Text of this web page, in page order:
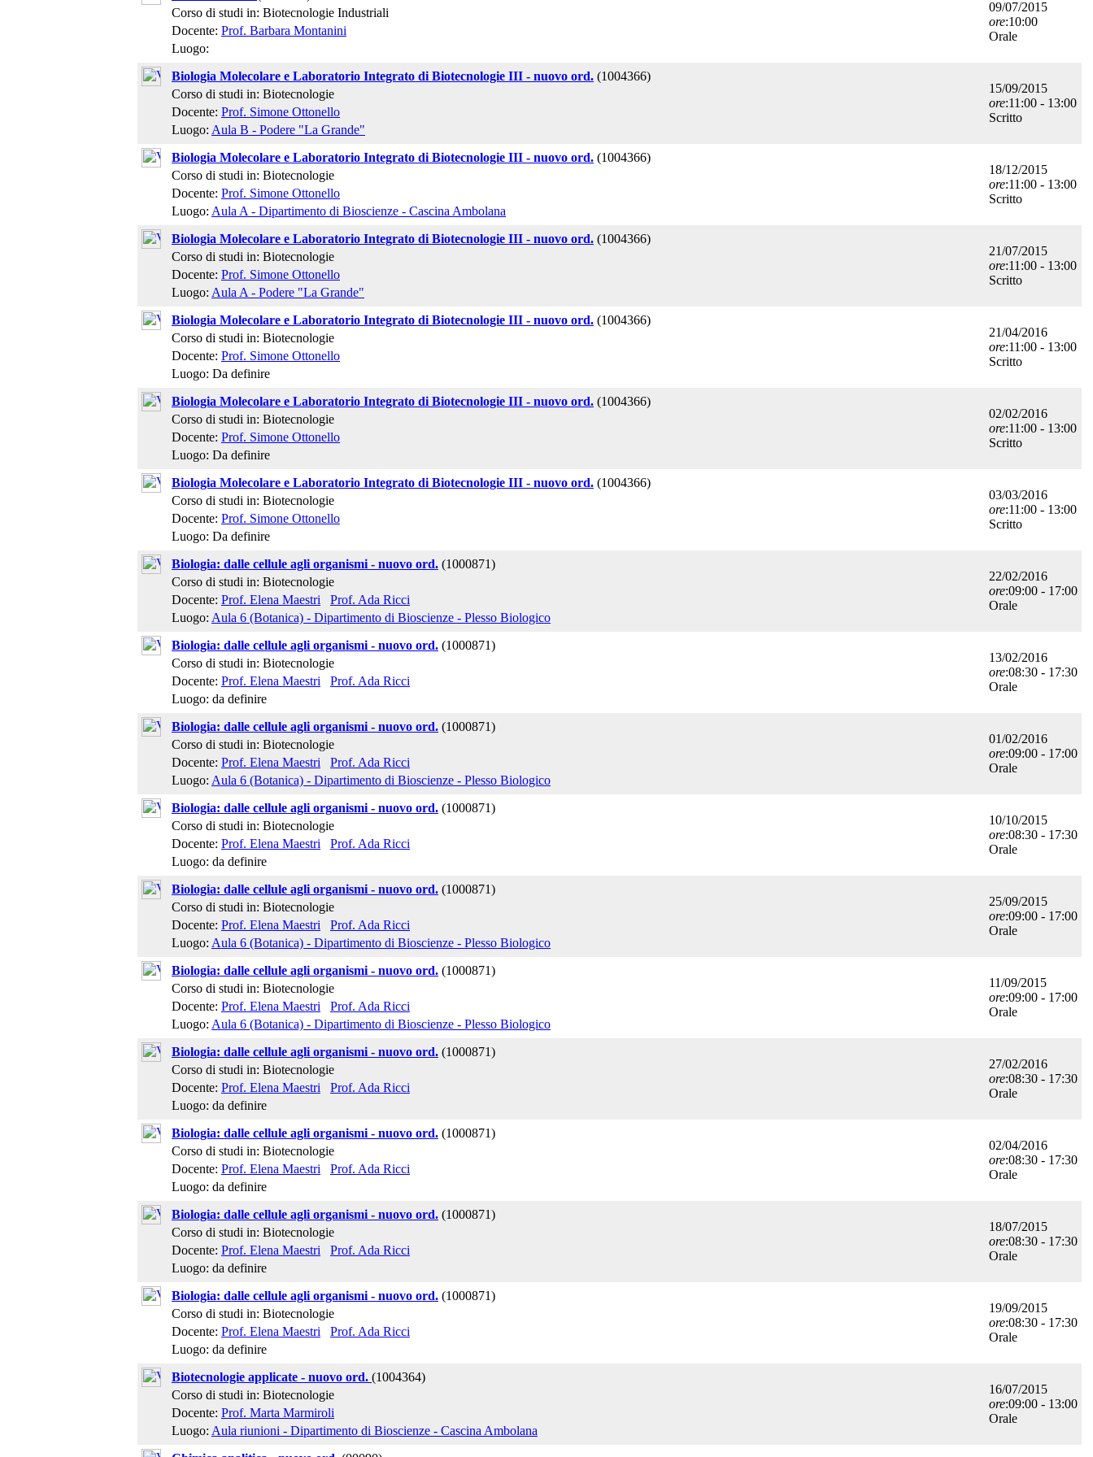
Corso di studi in: Biotecnologie Industriali
Docente: Prof. Barbara Montanini
Luogo:
09/07/2015
ore:10:00
Orale
Biologia Molecolare e Laboratorio Integrato di Biotecnologie III - nuovo ord. (1004366)
Corso di studi in: Biotecnologie
Docente: Prof. Simone Ottonello
Luogo: Aula B - Podere "La Grande"
15/09/2015
ore:11:00 - 13:00
Scritto
Biologia Molecolare e Laboratorio Integrato di Biotecnologie III - nuovo ord. (1004366)
Corso di studi in: Biotecnologie
Docente: Prof. Simone Ottonello
Luogo: Aula A - Dipartimento di Bioscienze - Cascina Ambolana
18/12/2015
ore:11:00 - 13:00
Scritto
Biologia Molecolare e Laboratorio Integrato di Biotecnologie III - nuovo ord. (1004366)
Corso di studi in: Biotecnologie
Docente: Prof. Simone Ottonello
Luogo: Aula A - Podere "La Grande"
21/07/2015
ore:11:00 - 13:00
Scritto
Biologia Molecolare e Laboratorio Integrato di Biotecnologie III - nuovo ord. (1004366)
Corso di studi in: Biotecnologie
Docente: Prof. Simone Ottonello
Luogo: Da definire
21/04/2016
ore:11:00 - 13:00
Scritto
Biologia Molecolare e Laboratorio Integrato di Biotecnologie III - nuovo ord. (1004366)
Corso di studi in: Biotecnologie
Docente: Prof. Simone Ottonello
Luogo: Da definire
02/02/2016
ore:11:00 - 13:00
Scritto
Biologia Molecolare e Laboratorio Integrato di Biotecnologie III - nuovo ord. (1004366)
Corso di studi in: Biotecnologie
Docente: Prof. Simone Ottonello
Luogo: Da definire
03/03/2016
ore:11:00 - 13:00
Scritto
Biologia: dalle cellule agli organismi - nuovo ord. (1000871)
Corso di studi in: Biotecnologie
Docente: Prof. Elena Maestri
Prof. Ada Ricci
Luogo: Aula 6 (Botanica) - Dipartimento di Bioscienze - Plesso Biologico
22/02/2016
ore:09:00 - 17:00
Orale
Biologia: dalle cellule agli organismi - nuovo ord. (1000871)
Corso di studi in: Biotecnologie
Docente: Prof. Elena Maestri
Prof. Ada Ricci
Luogo: da definire
13/02/2016
ore:08:30 - 17:30
Orale
Biologia: dalle cellule agli organismi - nuovo ord. (1000871)
Corso di studi in: Biotecnologie
Docente: Prof. Elena Maestri
Prof. Ada Ricci
Luogo: Aula 6 (Botanica) - Dipartimento di Bioscienze - Plesso Biologico
01/02/2016
ore:09:00 - 17:00
Orale
Biologia: dalle cellule agli organismi - nuovo ord. (1000871)
Corso di studi in: Biotecnologie
Docente: Prof. Elena Maestri
Prof. Ada Ricci
Luogo: da definire
10/10/2015
ore:08:30 - 17:30
Orale
Biologia: dalle cellule agli organismi - nuovo ord. (1000871)
Corso di studi in: Biotecnologie
Docente: Prof. Elena Maestri
Prof. Ada Ricci
Luogo: Aula 6 (Botanica) - Dipartimento di Bioscienze - Plesso Biologico
25/09/2015
ore:09:00 - 17:00
Orale
Biologia: dalle cellule agli organismi - nuovo ord. (1000871)
Corso di studi in: Biotecnologie
Docente: Prof. Elena Maestri
Prof. Ada Ricci
Luogo: Aula 6 (Botanica) - Dipartimento di Bioscienze - Plesso Biologico
11/09/2015
ore:09:00 - 17:00
Orale
Biologia: dalle cellule agli organismi - nuovo ord. (1000871)
Corso di studi in: Biotecnologie
Docente: Prof. Elena Maestri
Prof. Ada Ricci
Luogo: da definire
27/02/2016
ore:08:30 - 17:30
Orale
Biologia: dalle cellule agli organismi - nuovo ord. (1000871)
Corso di studi in: Biotecnologie
Docente: Prof. Elena Maestri
Prof. Ada Ricci
Luogo: da definire
02/04/2016
ore:08:30 - 17:30
Orale
Biologia: dalle cellule agli organismi - nuovo ord. (1000871)
Corso di studi in: Biotecnologie
Docente: Prof. Elena Maestri
Prof. Ada Ricci
Luogo: da definire
18/07/2015
ore:08:30 - 17:30
Orale
Biologia: dalle cellule agli organismi - nuovo ord. (1000871)
Corso di studi in: Biotecnologie
Docente: Prof. Elena Maestri
Prof. Ada Ricci
Luogo: da definire
19/09/2015
ore:08:30 - 17:30
Orale
Biotecnologie applicate - nuovo ord. (1004364)
Corso di studi in: Biotecnologie
Docente: Prof. Marta Marmiroli
Luogo: Aula riunioni - Dipartimento di Bioscienze - Cascina Ambolana
16/07/2015
ore:09:00 - 13:00
Orale